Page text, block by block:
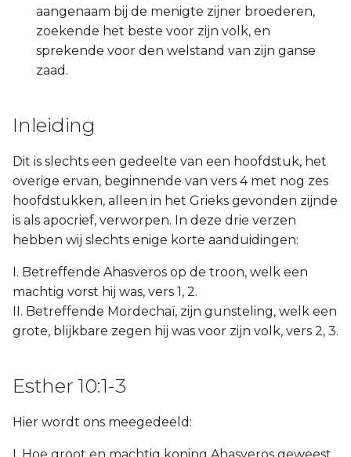
2 Korinthe
Galaten
Filipenzen
Kolossenzen
1 Thessalonicenzen
2 Thessalonicenzen
1 Timótheüs
2 Timótheüs
aangenaam bij de menigte zijner broederen,
zoekende het beste voor zijn volk, en
sprekende voor den welstand van zijn ganse
zaad.
Inleiding
Dit is slechts een gedeelte van een hoofdstuk, het
overige ervan, beginnende van vers 4 met nog zes
hoofdstukken, alleen in het Grieks gevonden zijnde
is als apocrief, verworpen. In deze drie verzen
hebben wij slechts enige korte aanduidingen:
I. Betreffende Ahasveros op de troon, welk een
machtig vorst hij was, vers 1, 2.
II. Betreffende Mordechaï, zijn gunsteling, welk een
grote, blijkbare zegen hij was voor zijn volk, vers 2, 3.
Esther 10:1-3
Hier wordt ons meegedeeld: